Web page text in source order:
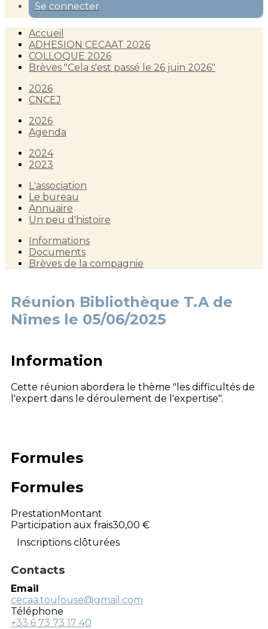
Se connecter
Accueil
ADHESION CECAAT 2026
COLLOQUE 2026
Brèves "Cela s'est passé le 26 juin 2026"
2026
CNCEJ
2026
Agenda
2024
2023
L'association
Le bureau
Annuaire
Un peu d'histoire
Informations
Documents
Brèves de la compagnie
Réunion Bibliothèque T.A de
Nîmes le 05/06/2025
Information
Cette réunion abordera le thème "les difficultés de
l'expert dans le déroulement de l'expertise".
Formules
Formules
PrestationMontant
Participation aux frais30,00 €
Inscriptions clôturées
Contacts
Email
cecaa.toulouse@gmail.com
Téléphone
+33 6 73 73 17 40